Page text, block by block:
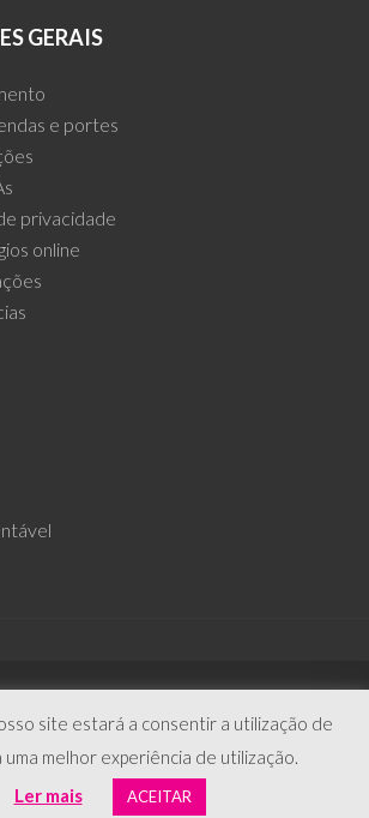
GERAIS
e portes
privacidade
online
© 2026 - People's Phone ®
site estará a consentir a utilização de
uma melhor experiência de utilização.
Ler mais
ACEITAR